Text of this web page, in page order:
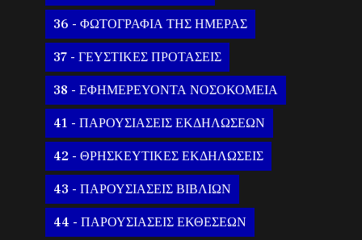
36 - ΦΩΤΟΓΡΑΦΙΑ ΤΗΣ ΗΜΕΡΑΣ
37 - ΓΕΥΣΤΙΚΕΣ ΠΡΟΤΑΣΕΙΣ
38 - ΕΦΗΜΕΡΕΥΟΝΤΑ ΝΟΣΟΚΟΜΕΙΑ
41 - ΠΑΡΟΥΣΙΑΣΕΙΣ ΕΚΔΗΛΩΣΕΩΝ
42 - ΘΡΗΣΚΕΥΤΙΚΕΣ ΕΚΔΗΛΩΣΕΙΣ
43 - ΠΑΡΟΥΣΙΑΣΕΙΣ ΒΙΒΛΙΩΝ
44 - ΠΑΡΟΥΣΙΑΣΕΙΣ ΕΚΘΕΣΕΩΝ